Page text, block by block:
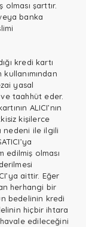
şarttır.
banka
kredi kartı
yasal
taahhüt eder.
ALICI’nın
kişilerce
nedeni ile ilgili
edilmiş olması
aittir. Eğer
herhangi bir
bedelinin kredi
hiçbir ihtara
havale edileceğini